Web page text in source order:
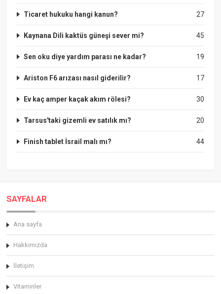
27
Ticaret hukuku hangi kanun?
45
Kaynana Dili kaktüs güneşi sever mi?
19
Sen oku diye yardım parası ne kadar?
17
Ariston F6 arızası nasıl giderilir?
30
Ev kaç amper kaçak akım rölesi?
20
Tarsus'taki gizemli ev satılık mı?
44
Finish tablet İsrail malı mı?
SAYFALAR
Ana sayfa
Hakkimizda
İletişim
Vitaminler